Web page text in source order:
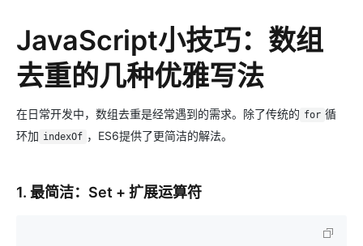
JavaScript小技巧：数组
去重的几种优雅写法
在日常开发中，数组去重是经常遇到的需求。除了传统的 for 循
环加 indexOf ，ES6提供了更简洁的解法。
1. 最简洁：Set + 扩展运算符